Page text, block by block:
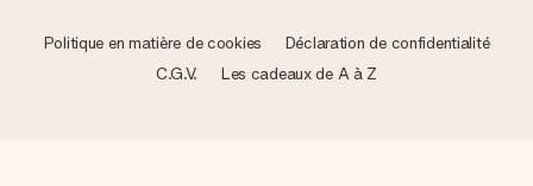
Politique en matière de cookies
Déclaration de confidentialité
C.G.V.
Les cadeaux de A à Z